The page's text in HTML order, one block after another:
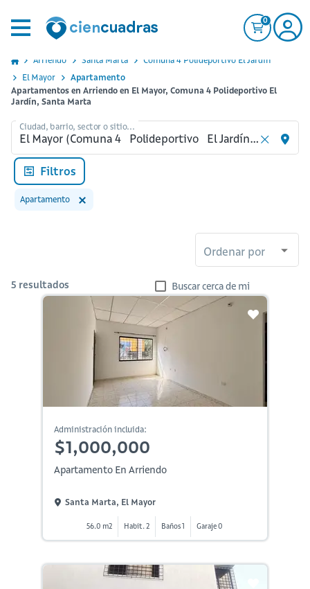
0
Arriendo Santa Marta
Comuna 4 Polideportivo El Jardin
El Mayor
Apartamento
Apartamentos en Arriendo en El Mayor, Comuna 4 Polideportivo El
Jardín, Santa Marta
Ciudad, barrio, sector o sitio...
Filtros
Apartamento
Ordenar por
5 resultados Buscar cerca de mi
Administración incluida:
$1,000,000
Apartamento En Arriendo
Santa Marta, El Mayor
56.0 m2 Habit. 2 Baños 1 Garaje 0